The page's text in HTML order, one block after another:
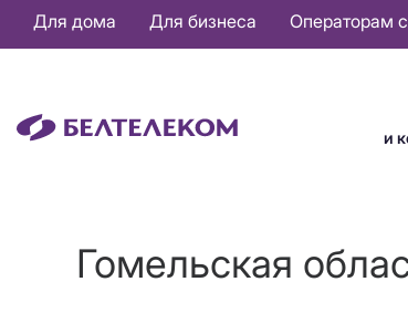
Основная
навигация
Для дома Для бизнеса Операторам
и
Гомельская